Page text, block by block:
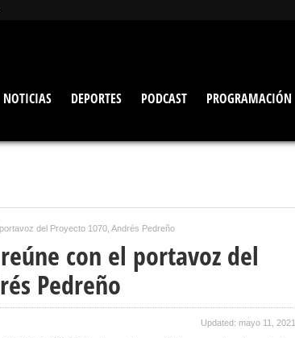
NOTICIAS DEPORTES PODCAST PROGRAMACIÓN
del Proyecto 1070, Andrés Pedreño
con el portavoz del
Pedreño
Updated: mayo 11, 2021